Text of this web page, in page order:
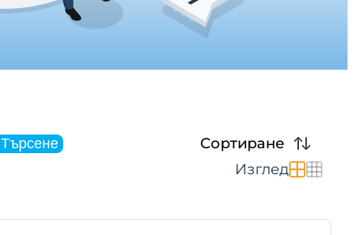
Търсене
Сортиране
Изглед